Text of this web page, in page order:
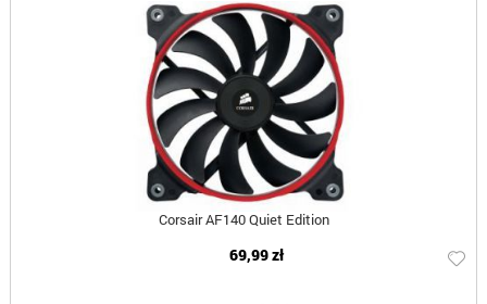
Corsair AF140 Quiet Edition
69,99 zł